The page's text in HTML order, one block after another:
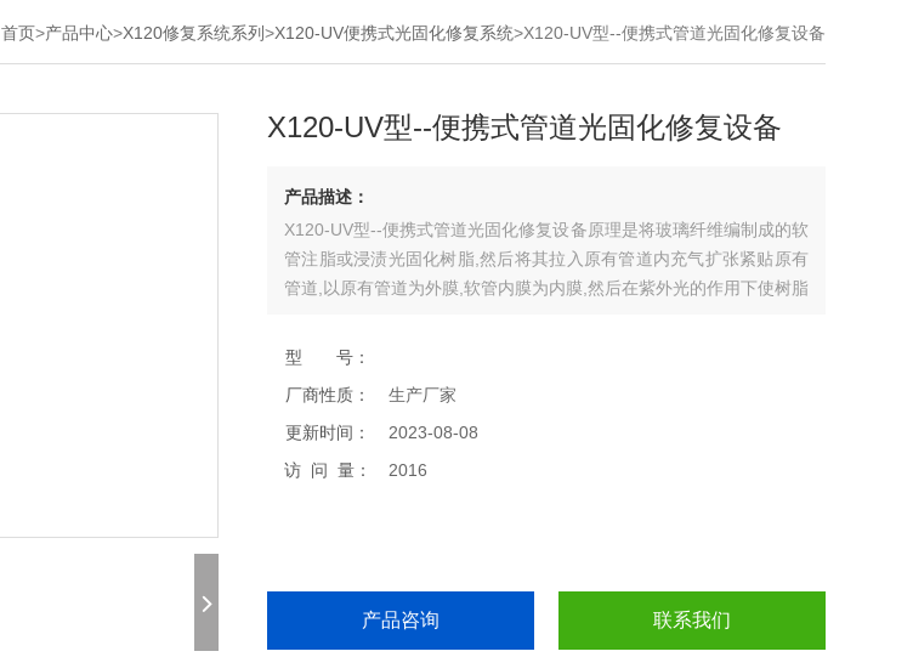
首页>产品中心>X120修复系统系列>X120-UV便携式光固化修复系统>X120-UV型--便携式管道光固化修复设备
X120-UV型--便携式管道光固化修复设备
产品描述：
X120-UV型--便携式管道光固化修复设备原理是将玻璃纤维编制成的软
管注脂或浸渍光固化树脂,然后将其拉入原有管道内充气扩张紧贴原有
管道,以原有管道为外膜,软管内膜为内膜,然后在紫外光的作用下使树脂
型 号：
厂商性质：
生产厂家
更新时间：
2023-08-08
访 问 量：
2016
产品咨询 联系我们